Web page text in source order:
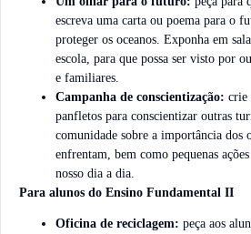
escreva uma carta ou poema para o
proteger os oceanos. Exponha em
escola, para que possa ser visto por
e familiares.
Campanha de conscientização: crie
panfletos para conscientizar outras
comunidade sobre a importância dos
enfrentam, bem como pequenas
nosso dia a dia.
Para alunos do Ensino Fundamental II
Oficina de reciclagem: peça aos